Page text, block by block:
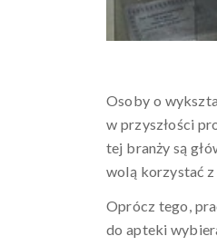
Osoby o
w przyszłości
tej branży są
wolą korzystać
Oprócz tego,
do apteki